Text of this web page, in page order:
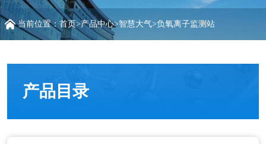
当前位置：首页>产品中心>智慧大气>负氧离子监测站
产品目录